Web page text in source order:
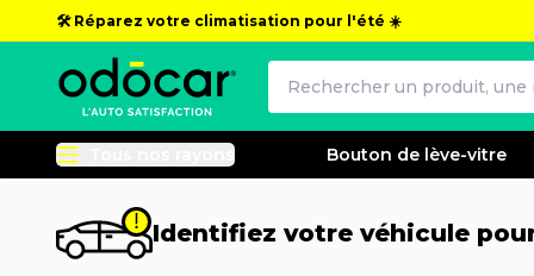
🛠️ Réparez votre climatisation pour l'été ☀️
Tous nos rayons Bouton de lève-vitre
Identifiez votre véhicule